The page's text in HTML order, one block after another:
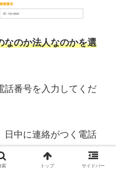
なのか法人なのかを選
話番号を入力してくだ
日中に連絡がつく電話
ょう。
索 トップ サイドバー